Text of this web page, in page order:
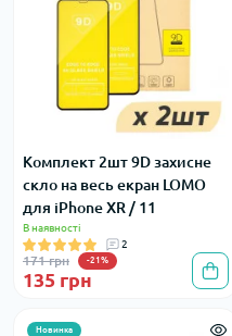
Комплект 2шт 9D захисне
скло на весь екран LOMO
для iPhone XR / 11
В наявності
2
171 грн -21%
135 грн
Новинка